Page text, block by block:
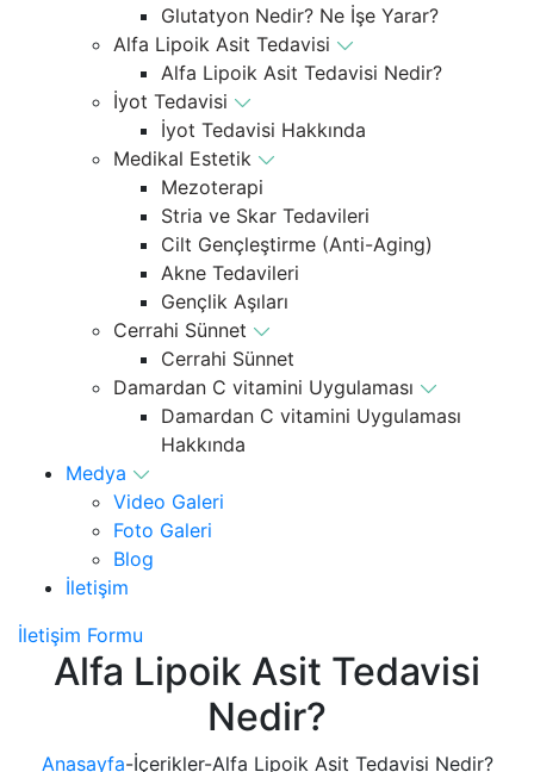
Glutatyon Nedir? Ne İşe Yarar?
Alfa Lipoik Asit Tedavisi
Alfa Lipoik Asit Tedavisi Nedir?
İyot Tedavisi
İyot Tedavisi Hakkında
Medikal Estetik
Mezoterapi
Stria ve Skar Tedavileri
Cilt Gençleştirme (Anti-Aging)
Akne Tedavileri
Gençlik Aşıları
Cerrahi Sünnet
Cerrahi Sünnet
Damardan C vitamini Uygulaması
Damardan C vitamini Uygulaması
Hakkında
Medya
Video Galeri
Foto Galeri
Blog
İletişim
İletişim Formu
Alfa Lipoik Asit Tedavisi
Nedir?
Anasayfa-İçerikler-Alfa Lipoik Asit Tedavisi Nedir?